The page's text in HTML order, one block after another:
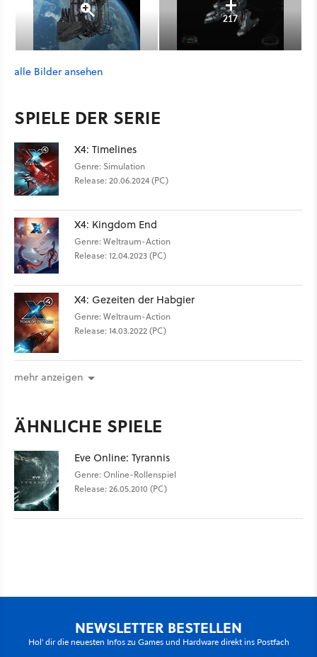
217
alle Bilder ansehen
SPIELE DER SERIE
X4: Timelines
Genre: Simulation
Release: 20.06.2024 (PC)
X4: Kingdom End
Genre: Weltraum-Action
Release: 12.04.2023 (PC)
X4: Gezeiten der Habgier
Genre: Weltraum-Action
Release: 14.03.2022 (PC)
mehr anzeigen
ÄHNLICHE SPIELE
Eve Online: Tyrannis
Genre: Online-Rollenspiel
Release: 26.05.2010 (PC)
NEWSLETTER BESTELLEN
Hol' dir die neuesten Infos zu Games und Hardware direkt ins Postfach